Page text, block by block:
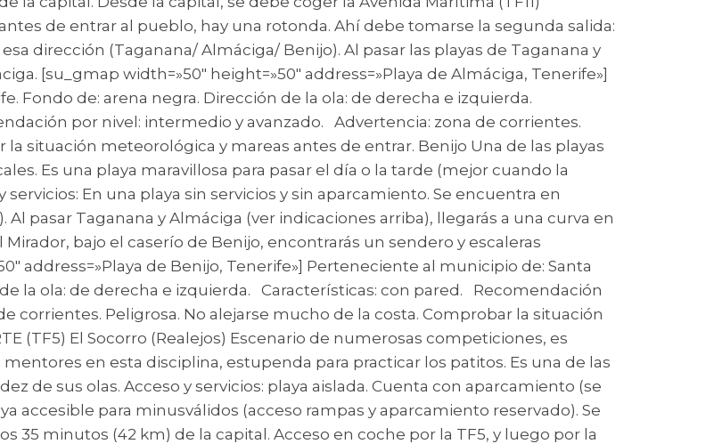
de entrar al pueblo, hay una rotonda. Ahí debe tomarse la segunda salida:
dirección (Taganana/ Almáciga/ Benijo). Al pasar las playas de Taganana y
[su_gmap width=»50″ height=»50″ address=»Playa de Almáciga, Tenerife»]
Fondo de: arena negra. Dirección de la ola: de derecha e izquierda.
por nivel: intermedio y avanzado. Advertencia: zona de corrientes.
situación meteorológica y mareas antes de entrar. Benijo Una de las playas
Es una playa maravillosa para pasar el día o la tarde (mejor cuando la
En una playa sin servicios y sin aparcamiento. Se encuentra en
pasar Taganana y Almáciga (ver indicaciones arriba), llegarás a una curva en
bajo el caserío de Benijo, encontrarás un sendero y escaleras
address=»Playa de Benijo, Tenerife»] Perteneciente al municipio de: Santa
la ola: de derecha e izquierda. Características: con pared. Recomendación
corrientes. Peligrosa. No alejarse mucho de la costa. Comprobar la situación
(TF5) El Socorro (Realejos) Escenario de numerosas competiciones, es
en esta disciplina, estupenda para practicar los patitos. Es una de las
de sus olas. Acceso y servicios: playa aislada. Cuenta con aparcamiento (se
accesible para minusválidos (acceso rampas y aparcamiento reservado). Se
35 minutos (42 km) de la capital. Acceso en coche por la TF5, y luego por la